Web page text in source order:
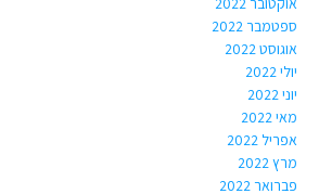
ספטמבר 2022
אוגוסט 2022
יולי 2022
יוני 2022
מאי 2022
אפריל 2022
מרץ 2022
פברואר 2022